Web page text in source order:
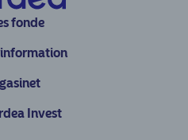
fonde
Invest